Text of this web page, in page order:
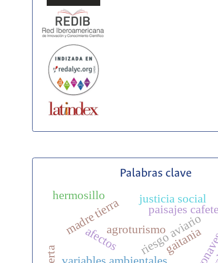
Palabras clave
variables ambientales
riesgo aviario
gaitania
agroturismo
paisajes
justicia social
afectos
madre tierra
hermosillo